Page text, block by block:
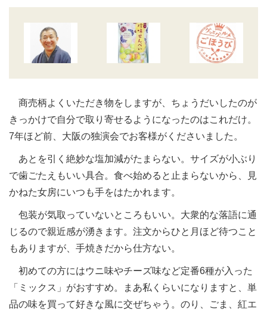
商売柄よくいただき物をしますが、ちょうだいしたのが
きっかけで自分で取り寄せるようになったのはこれだけ。
7年ほど前、大阪の独演会でお客様がくださいました。
あとを引く絶妙な塩加減がたまらない。サイズが小ぶり
で歯ごたえもいい具合。食べ始めると止まらないから、見
かねた女房にいつも手をはたかれます。
包装が気取っていないところもいい。大衆的な落語に通
じるので親近感が湧きます。注文からひと月ほど待つこと
もありますが、手焼きだから仕方ない。
初めての方にはウニ味やチーズ味など定番6種が入った
「ミックス」がおすすめ。まあ私くらいになりますと、単
品の味を買って好きな風に交ぜちゃう。のり、ごま、紅エ